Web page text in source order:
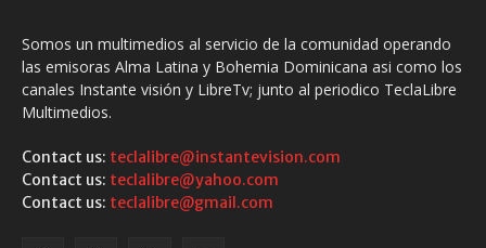
Somos un multimedios al servicio de la comunidad operando
las emisoras Alma Latina y Bohemia Dominicana asi como los
canales Instante visión y LibreTv; junto al periodico TeclaLibre
Multimedios.
Contact us: teclalibre@instantevision.com
Contact us: teclalibre@yahoo.com
Contact us: teclalibre@gmail.com